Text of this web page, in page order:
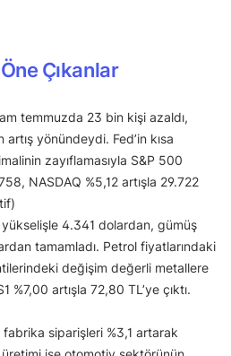
Çıkanlar
temmuzda 23 bin kişi azaldı,
yönündeydi. Fed’in kısa
zayıflamasıyla S&P 500
NASDAQ %5,12 artışla 29.722
yükselişle 4.341 dolardan, gümüş
tamamladı. Petrol fiyatlarındaki
değişim değerli metallere
%7,00 artışla 72,80 TL’ye çıktı.
fabrika siparişleri %3,1 artarak